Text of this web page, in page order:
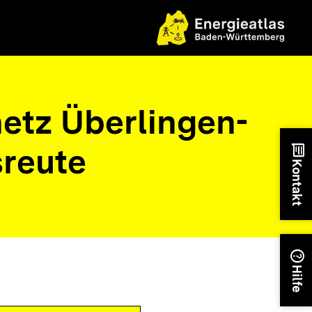
Überlingen-
chat
Kontakt
help
Hilfe